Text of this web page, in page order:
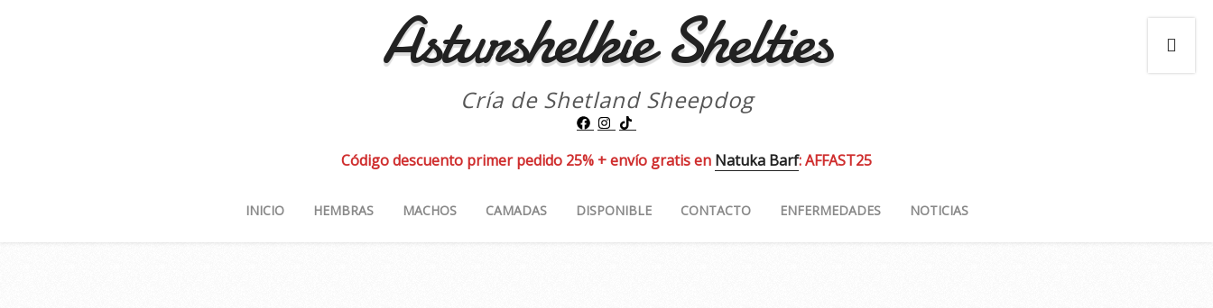
Asturshelkie Shelties
Cría de Shetland Sheepdog
Código descuento primer pedido 25% + envío gratis en Natuka Barf: AFFAST25
INICIO HEMBRAS MACHOS CAMADAS DISPONIBLE CONTACTO ENFERMEDADES NOTICIAS